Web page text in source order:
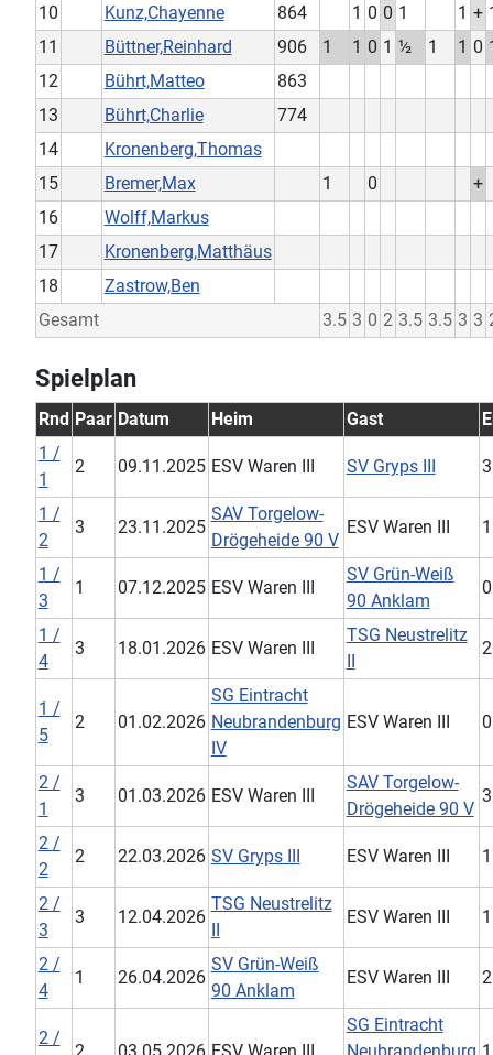
10
Kunz,Chayenne 864 1 0 0 1 1 +
11
Büttner,Reinhard 906 1 1 0 1 ½ 1 1 0
12
Bührt,Matteo
863
13
Bührt,Charlie
774
14
Kronenberg,Thomas
15
Bremer,Max 1 0
+
16
Wolff,Markus
17
Kronenberg,Matthäus
18
Zastrow,Ben
Gesamt
3.5 3 0 2 3.5 3.5 3 3
Spielplan
Rnd Paar Datum Heim Gast
1 /
1
2 09.11.2025 ESV Waren III SV Gryps III
1 /
2
3 23.11.2025
SAV Torgelow-
Drögeheide 90 V
ESV Waren III
1 /
3
1 07.12.2025 ESV Waren III
SV Grün-Weiß
90 Anklam
1 /
4
3 18.01.2026 ESV Waren III
TSG Neustrelitz
II
1 /
5
2 01.02.2026
SG Eintracht
Neubrandenburg
IV
ESV Waren III
2 /
1
3 01.03.2026 ESV Waren III
SAV Torgelow-
Drögeheide 90 V
2 /
2
2 22.03.2026 SV Gryps III ESV Waren III
2 /
3
3 12.04.2026
TSG Neustrelitz
II
ESV Waren III
2 /
4
1 26.04.2026
SV Grün-Weiß
90 Anklam
ESV Waren III
2 /
2 03.05.2026 ESV Waren III
SG Eintracht
Neubrandenburg